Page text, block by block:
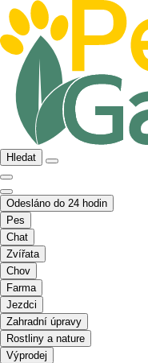
Hledat
Odesláno do 24 hodin
Pes
Chat
Zvířata
Chov
Farma
Jezdci
Zahradní úpravy
Rostliny a nature
Výprodej